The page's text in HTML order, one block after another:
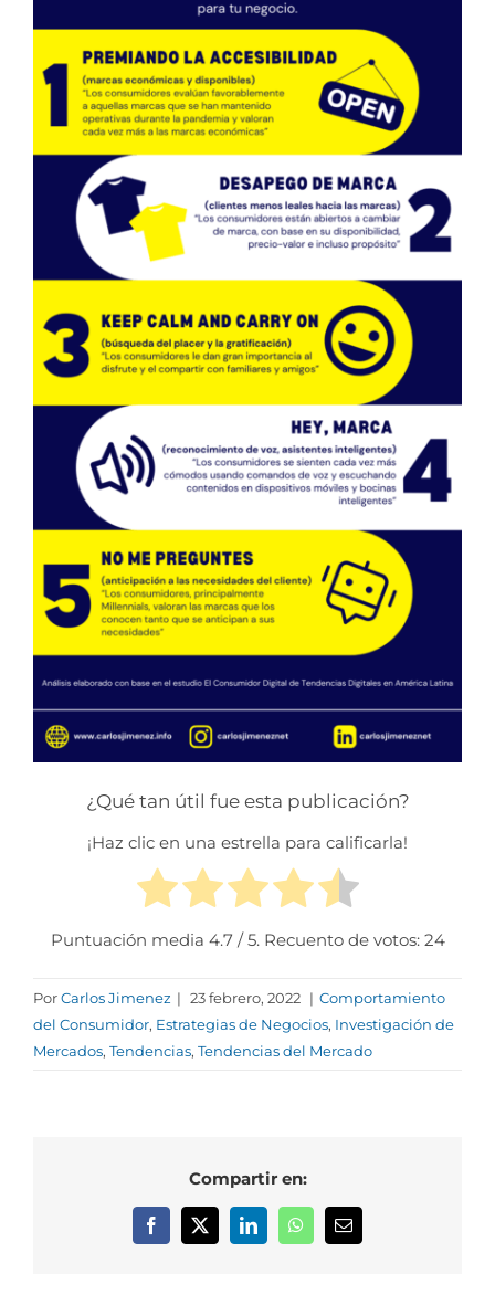
¿Qué tan útil fue esta publicación?
¡Haz clic en una estrella para calificarla!
Puntuación media 4.7 / 5. Recuento de votos: 24
PorCarlos Jimenez | 23 febrero, 2022 | Comportamiento
del Consumidor, Estrategias de Negocios, Investigación de
Mercados, Tendencias, Tendencias del Mercado
Compartir en:
Facebook
X LinkedInWhatsAppCorreo
electrónico